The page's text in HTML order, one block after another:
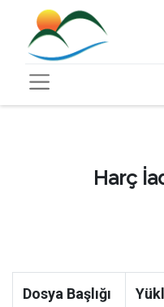
Harç
Dosya Başlığı